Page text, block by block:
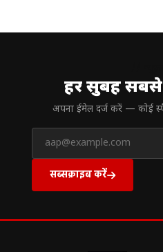
हर सुबह
अपना ईमेल दर्ज करें — कोई
सब्सक्राइब करें